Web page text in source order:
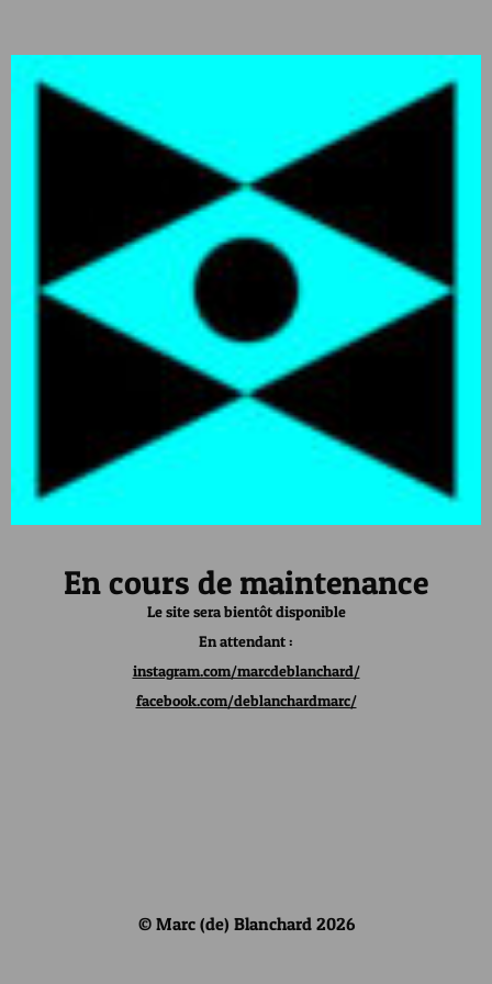
En cours de maintenance
Le site sera bientôt disponible
En attendant :
instagram.com/marcdeblanchard/
facebook.com/deblanchardmarc/
© Marc (de) Blanchard 2026